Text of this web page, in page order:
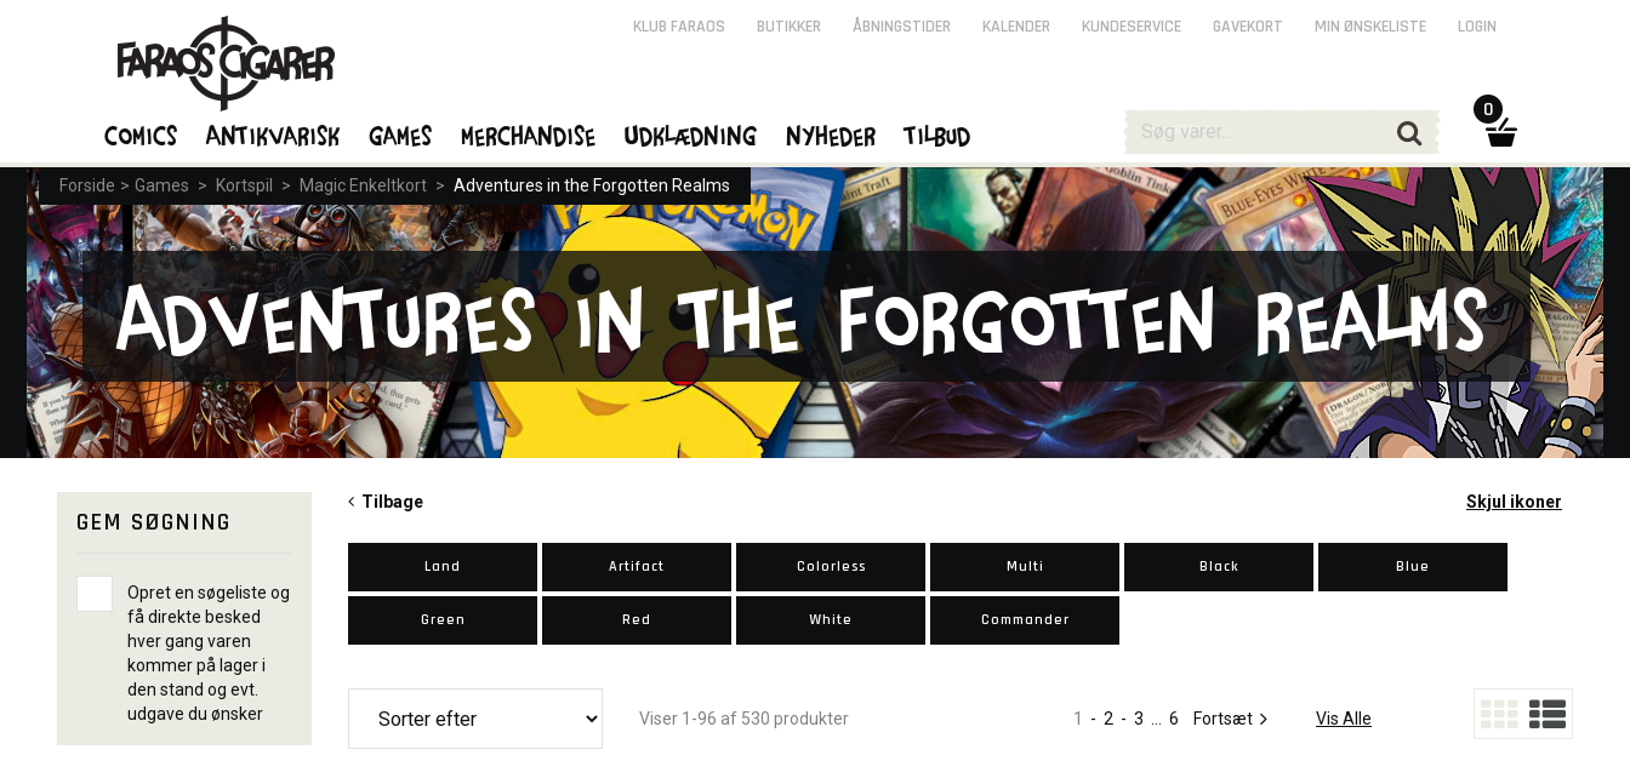
Forside > Games > Kortspil > Magic Enkeltkort > Adventures in the Forgotten Realms
Adventures in the Forgotten Realms
GEM SØGNING
Opret en søgeliste og
få direkte besked
hver gang varen
kommer på lager i
den stand og evt.
udgave du ønsker
Skjul ikoner
Tilbage
Land Artifact Colorless Multi Black Blue
Green Red White Commander
Viser 1-96 af 530 produkter 1 - 2 - 3 6 Fortsæt Vis Alle
KLUB FARAOS BUTIKKER ÅBNINGSTIDER KALENDER KUNDESERVICE GAVEKORT MIN ØNSKELISTE LOGIN
Comics Antikvarisk Games Merchandise Udklædning Nyheder Tilbud
0